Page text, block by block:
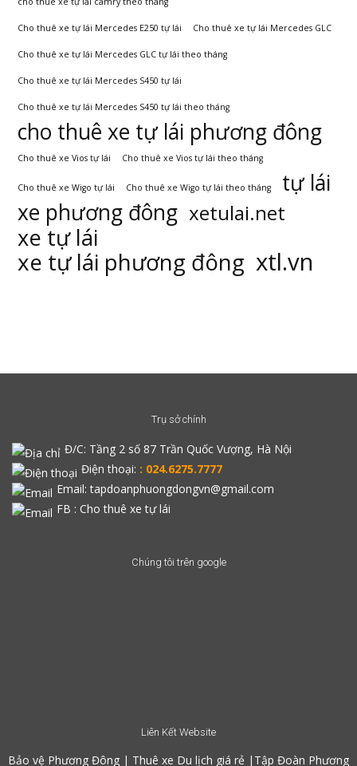
Cho thuê xe tự lái Mercedes E250 tự lái Cho thuê xe tự lái Mercedes GLC
Cho thuê xe tự lái Mercedes GLC tự lái theo tháng
Cho thuê xe tự lái Mercedes S450 tự lái
Cho thuê xe tự lái Mercedes S450 tự lái theo tháng
cho thuê xe tự lái phương đông
Cho thuê xe Vios tự lái Cho thuê xe Vios tự lái theo tháng
Cho thuê xe Wigo tự lái Cho thuê xe Wigo tự lái theo tháng
tự lái
xe phương đông xetulai.net
xe tự lái
xe tự lái phương đông xtl.vn
Trụ sở chính
Đ/C: Tầng 2 số 87 Trần Quốc Vượng, Hà Nội
Điện thoại: : 024.6275.7777
Email: tapdoanphuongdongvn@gmail.com
FB : Cho thuê xe tự lái
Chúng tôi trên google
Liên Kết Website
Bảo vệ Phương Đông | Thuê xe Du lịch giá rẻ | Tập Đoàn Phương